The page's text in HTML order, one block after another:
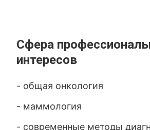
Сфера
интересов
- общая онкология
- маммология
- современные методы